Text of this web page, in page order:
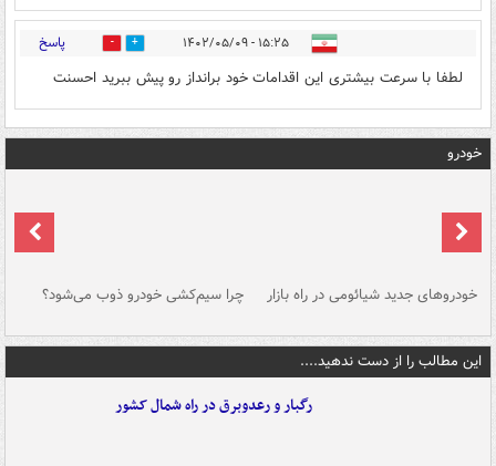
۱۵:۲۵ - ۱۴۰۲/۰۵/۰۹ 1 پاسخ
لطفا با سرعت بیشتری این اقدامات خود برانداز رو پیش ببرید احسنت
خودرو
خودروهای جدید شیائومی در راه بازار چرا سیم‌کشی خودرو ذوب می‌شود؟
این مطالب را از دست ندهید....
رگبار و رعدوبرق در راه شمال کشور